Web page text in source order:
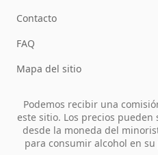
Contacto
FAQ
Mapa del sitio
Podemos recibir una
este sitio. Los precios
desde la moneda del
para consumir alcohol en